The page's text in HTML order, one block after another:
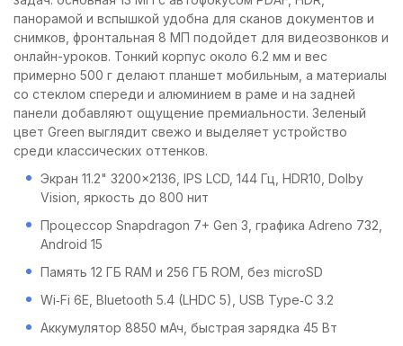
панорамой и вспышкой удобна для сканов документов и
снимков, фронтальная 8 МП подойдет для видеозвонков и
онлайн-уроков. Тонкий корпус около 6.2 мм и вес
примерно 500 г делают планшет мобильным, а материалы
со стеклом спереди и алюминием в раме и на задней
панели добавляют ощущение премиальности. Зеленый
цвет Green выглядит свежо и выделяет устройство
среди классических оттенков.
Экран 11.2" 3200×2136, IPS LCD, 144 Гц, HDR10, Dolby
Vision, яркость до 800 нит
Процессор Snapdragon 7+ Gen 3, графика Adreno 732,
Android 15
Память 12 ГБ RAM и 256 ГБ ROM, без microSD
Wi‑Fi 6E, Bluetooth 5.4 (LHDC 5), USB Type‑C 3.2
Аккумулятор 8850 мАч, быстрая зарядка 45 Вт